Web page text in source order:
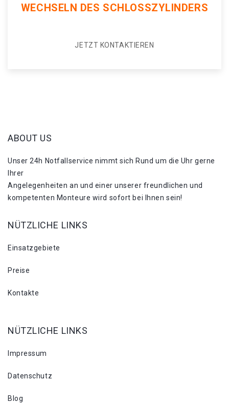
WECHSELN DES SCHLOSSZYLINDERS
JETZT KONTAKTIEREN
ABOUT US
Unser 24h Notfallservice nimmt sich Rund um die Uhr gerne
Ihrer
Angelegenheiten an und einer unserer freundlichen und
kompetenten Monteure wird sofort bei Ihnen sein!
NÜTZLICHE LINKS
Einsatzgebiete
Preise
Kontakte
NÜTZLICHE LINKS
Impressum
Datenschutz
Blog